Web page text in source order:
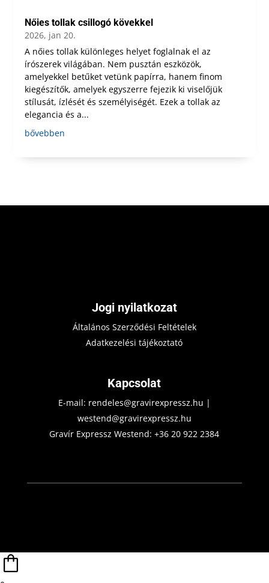
Nőies tollak csillogó kövekkel
2026, jan 20.
A nőies tollak különleges helyet foglalnak el az
írószerek világában. Nem pusztán eszközök,
amelyekkel betűket vetünk papírra, hanem finom
kiegészítők, amelyek egyszerre fejezik ki viselőjük
stílusát, ízlését és személyiségét. Ezek a tollak az
elegancia és a...
bővebben
Jogi nyilatkozat
Általános Szerződési Feltételek
Adatkezelési tájékoztató
Kapcsolat
E-mail: rendeles@gravirexpressz.hu |
westend@gravirexpressz.hu
Gravír Expressz Westend:+36 20 922 2384